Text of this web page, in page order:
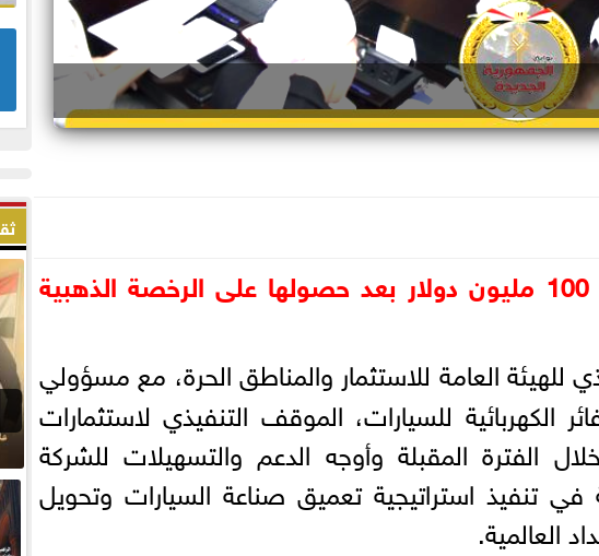
الشركة تضخ استثمارات جديدة بقيمة 100 مليون دولار بعد حصولها على الرخصة الذهبية
للهيئة العامة للاستثمار والمناطق الحرة، مع مسؤولي
الكهربائية للسيارات، الموقف التنفيذي لاستثمارات
المقبلة وأوجه الدعم والتسهيلات للشركة
في تنفيذ استراتيجية تعميق صناعة السيارات وتحويل
العالمية.